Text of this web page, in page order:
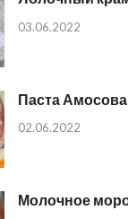
03.06.2022
Паста Амосова
02.06.2022
Молочное